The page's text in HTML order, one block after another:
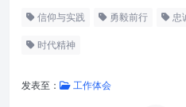
信仰与实践 勇毅前行 忠
时代精神
发表至： 工作体会